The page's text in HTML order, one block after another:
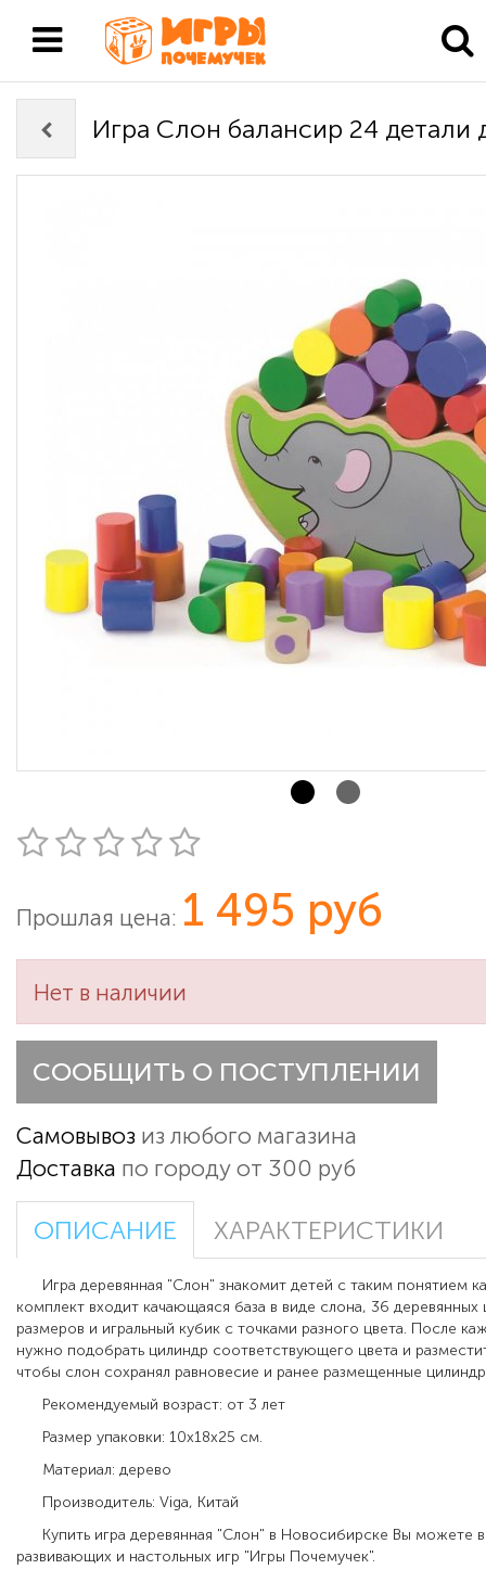
Игра Слон балансир 24 детали
Прошлая цена: 1 495 руб
Нет в наличии
СООБЩИТЬ О ПОСТУПЛЕНИИ
Самовывоз из любого магазина
Доставка по городу от 300 руб
ОПИСАНИЕ ХАРАКТЕРИСТИКИ
Игра деревянная "Слон" знакомит детей с таким понятием
комплект входит качающаяся база в виде слона, 36 деревянных
размеров и игральный кубик с точками разного цвета. После
нужно подобрать цилиндр соответствующего цвета и
чтобы слон сохранял равновесие и ранее размещенные
Рекомендуемый возраст: от 3 лет
Размер упаковки: 10х18х25 см.
Материал: дерево
Производитель: Viga, Китай
Купить игра деревянная "Слон" в Новосибирске Вы можете в
развивающих и настольных игр "Игры Почемучек".